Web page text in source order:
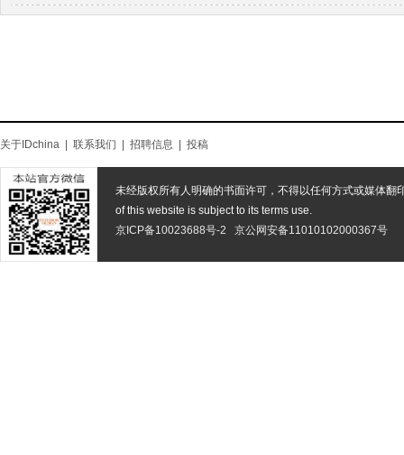
关于IDchina 联系我们 招聘信息 投稿
未经版权所有人明确的书面许可，不得以任何方式或媒体翻
of this website is subject to its terms use.
京ICP备10023688号-2
京公网安备11010102000367号